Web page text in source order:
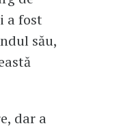
a fost
său,
dar a